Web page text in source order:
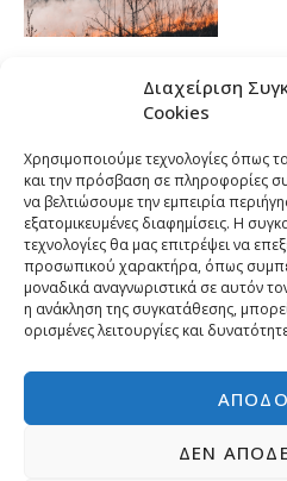
Διαχείριση
Cookies
Χρησιμοποιούμε τεχνολογίες όπως
και την πρόσβαση σε πληροφορίες
να βελτιώσουμε την εμπειρία
εξατομικευμένες διαφημίσεις. Η
τεχνολογίες θα μας επιτρέψει να
προσωπικού χαρακτήρα, όπως
μοναδικά αναγνωριστικά σε αυτόν
η ανάκληση της συγκατάθεσης,
ορισμένες λειτουργίες και
ΔΕΝ